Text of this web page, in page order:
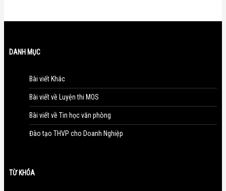
DANH MỤC
Bài viết Khác
Bài viết về Luyện thi MOS
Bài viết về Tin học văn phòng
Đào tạo THVP cho Doanh Nghiệp
TỪ KHÓA